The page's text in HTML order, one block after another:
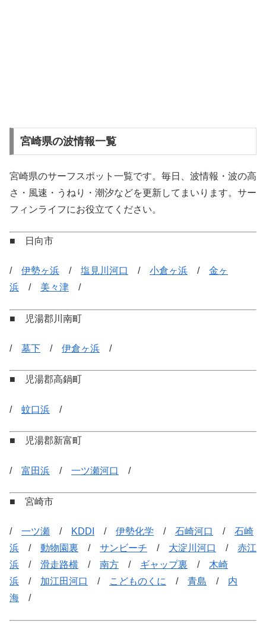
宮崎県の波情報一覧
宮崎県のサーフスポット一覧です。毎日、波情報・波の高
さ・風速・うねり・潮汐などを更新してまいります。サー
フィンライフにお役立てください。
■ 日向市
/ 伊勢ヶ浜 / 塩見川河口 / 小倉ヶ浜 / 金ヶ
浜 / 美々津 /
■ 児湯郡川南町
/ 墓下 / 伊倉ヶ浜 /
■ 児湯郡高鍋町
/ 蚊口浜 /
■ 児湯郡新富町
/ 富田浜 / 一ツ瀬河口 /
■ 宮崎市
/ 一ツ瀬 / KDDI / 伊勢化学 / 石崎河口 / 石崎
浜 / 動物園裏 / サンビーチ / 大淀川河口 / 赤江
浜 / 滑走路横 / 南方 / ギャップ裏 / 木崎
浜 / 加江田河口 / こどものくに / 青島 / 内
海 /